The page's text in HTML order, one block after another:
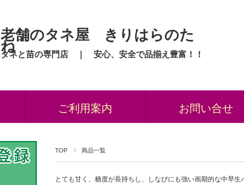
老舗のタネ屋 きりはらのた
ね
タネと苗の専門店 ｜ 安心、安全で品揃え豊富！！
ご利用案内 お問い合せ
TOP 商品一覧
とても甘く、糖度が長持ちし、しなびにも強い画期的な中早生